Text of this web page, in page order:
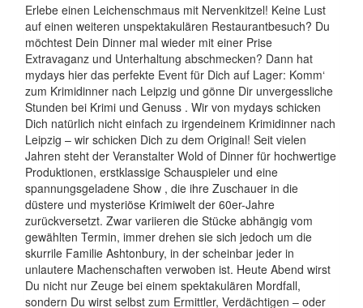
Erlebe einen Leichenschmaus mit Nervenkitzel! Keine Lust
auf einen weiteren unspektakulären Restaurantbesuch? Du
möchtest Dein Dinner mal wieder mit einer Prise
Extravaganz und Unterhaltung abschmecken? Dann hat
mydays hier das perfekte Event für Dich auf Lager: Komm‘
zum Krimidinner nach Leipzig und gönne Dir unvergessliche
Stunden bei Krimi und Genuss . Wir von mydays schicken
Dich natürlich nicht einfach zu irgendeinem Krimidinner nach
Leipzig – wir schicken Dich zu dem Original! Seit vielen
Jahren steht der Veranstalter Wold of Dinner für hochwertige
Produktionen, erstklassige Schauspieler und eine
spannungsgeladene Show , die ihre Zuschauer in die
düstere und mysteriöse Krimiwelt der 60er-Jahre
zurückversetzt. Zwar variieren die Stücke abhängig vom
gewählten Termin, immer drehen sie sich jedoch um die
skurrile Familie Ashtonbury, in der scheinbar jeder in
unlautere Machenschaften verwoben ist. Heute Abend wirst
Du nicht nur Zeuge bei einem spektakulären Mordfall,
sondern Du wirst selbst zum Ermittler, Verdächtigen – oder